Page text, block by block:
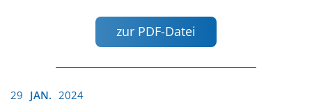
zur PDF-Datei
29 JAN. 2024